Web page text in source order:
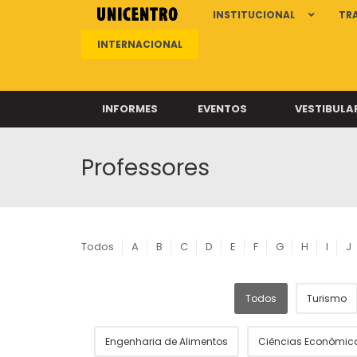
INSTITUCIONAL
INTERNACIONAL
INFORMES EVENTOS
Professores
Todos A B C D E F G H I J
Todos Turismo
Engenharia de Alimentos Ciências